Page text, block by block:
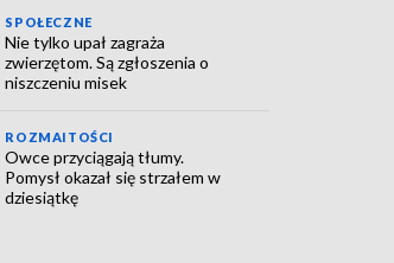
SPOŁECZNE
Nie tylko upał zagraża
zwierzętom. Są zgłoszenia o
niszczeniu misek
ROZMAITOŚCI
Owce przyciągają tłumy.
Pomysł okazał się strzałem w
dziesiątkę